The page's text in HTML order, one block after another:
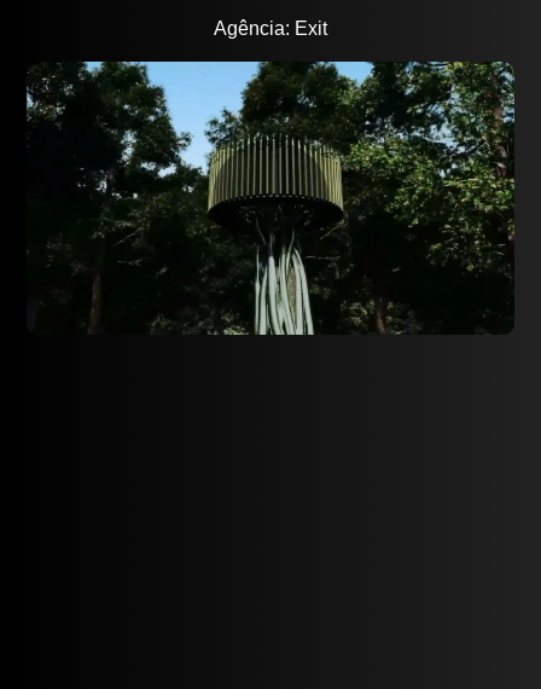
Agência: Exit